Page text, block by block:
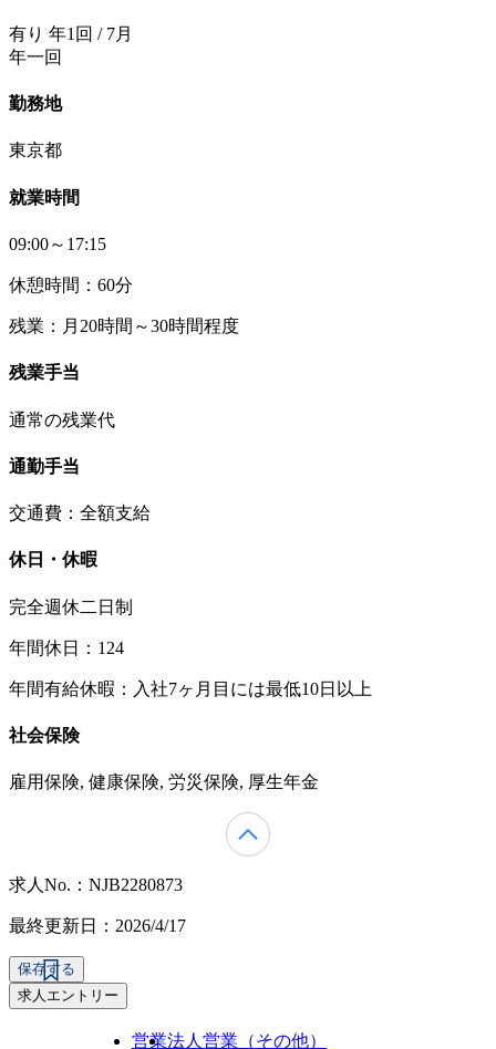
有り 年1回 / 7月
年一回
勤務地
東京都
就業時間
09:00～17:15
休憩時間：60分
残業：月20時間～30時間程度
残業手当
通常の残業代
通勤手当
交通費：全額支給
休日・休暇
完全週休二日制
年間休日：124
年間有給休暇：入社7ヶ月目には最低10日以上
社会保険
雇用保険, 健康保険, 労災保険, 厚生年金
求人No.：NJB2280873
最終更新日：2026/4/17
保存する
求人エントリー
営業法人営業（その他）